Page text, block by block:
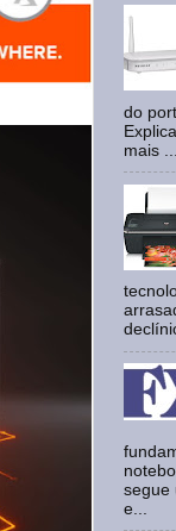
do
mais ...
segue
e...